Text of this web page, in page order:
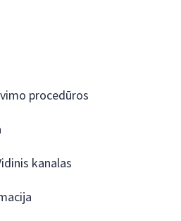
procedūros
kanalas